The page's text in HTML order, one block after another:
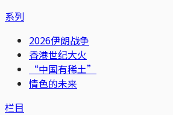
系列
2026伊朗战争
香港世纪大火
“中国有稀土”
情色的未来
栏目